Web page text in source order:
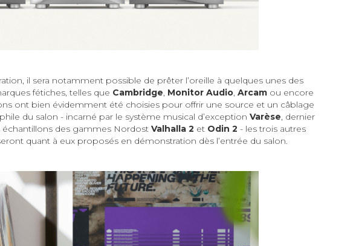
il sera notamment possible de prêter l’oreille à quelques unes des
fétiches, telles que Cambridge, Monitor Audio, Arcam ou encore
ont bien évidemment été choisies pour offrir une source et un câblage
du salon - incarné par le système musical d’exception Varèse, dernier
échantillons des gammes Nordost Valhalla 2 et Odin 2 - les trois autres
quant à eux proposés en démonstration dès l’entrée du salon.